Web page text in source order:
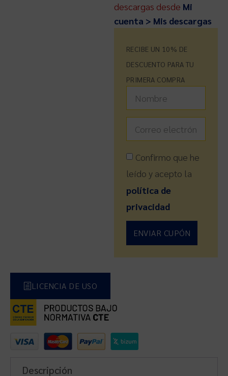
descargas desde Mi
cuenta > Mis descargas
RECIBE UN 10% DE
DESCUENTO PARA TU
PRIMERA COMPRA
Confirmo que he
leído y acepto la
política de
privacidad
ENVIAR CUPÓN
LICENCIA DE USO
Descripción